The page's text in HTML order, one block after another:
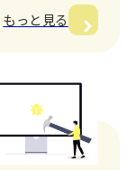
もっと見る